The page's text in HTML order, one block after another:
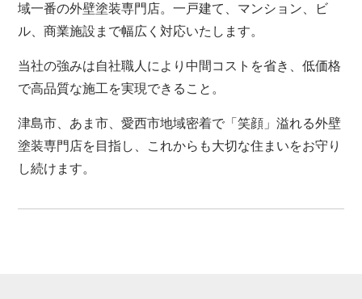
域一番の外壁塗装専門店。一戸建て、マンション、ビ
ル、商業施設まで幅広く対応いたします。
当社の強みは自社職人により中間コストを省き、低価格
で高品質な施工を実現できること。
津島市、あま市、愛西市地域密着で「笑顔」溢れる外壁
塗装専門店を目指し、これからも大切な住まいをお守り
し続けます。